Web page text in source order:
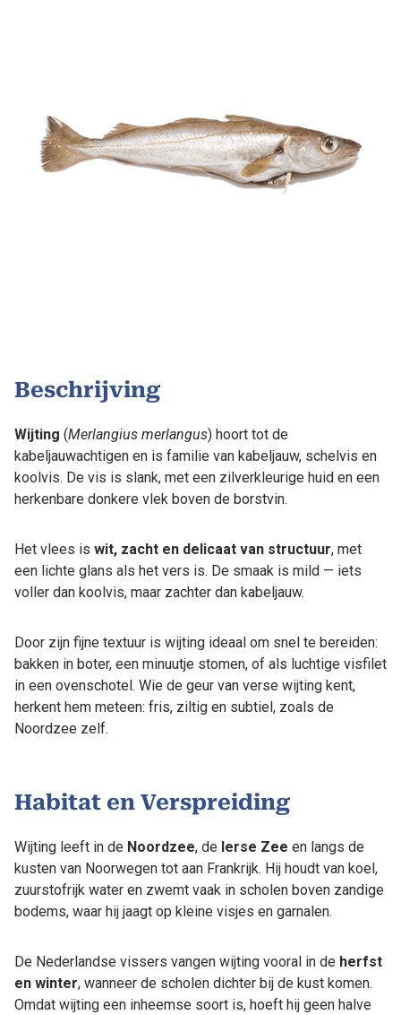
Beschrijving
Wijting (Merlangius merlangus) hoort tot de
kabeljauwachtigen en is familie van kabeljauw, schelvis en
koolvis. De vis is slank, met een zilverkleurige huid en een
herkenbare donkere vlek boven de borstvin.
Het vlees is wit, zacht en delicaat van structuur, met
een lichte glans als het vers is. De smaak is mild — iets
voller dan koolvis, maar zachter dan kabeljauw.
Door zijn fijne textuur is wijting ideaal om snel te bereiden:
bakken in boter, een minuutje stomen, of als luchtige visfilet
in een ovenschotel. Wie de geur van verse wijting kent,
herkent hem meteen: fris, ziltig en subtiel, zoals de
Noordzee zelf.
Habitat en Verspreiding
Wijting leeft in de Noordzee, de Ierse Zee en langs de
kusten van Noorwegen tot aan Frankrijk. Hij houdt van koel,
zuurstofrijk water en zwemt vaak in scholen boven zandige
bodems, waar hij jaagt op kleine visjes en garnalen.
De Nederlandse vissers vangen wijting vooral in de herfst
en winter, wanneer de scholen dichter bij de kust komen.
Omdat wijting een inheemse soort is, hoeft hij geen halve